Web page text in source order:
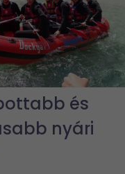
és
nyári